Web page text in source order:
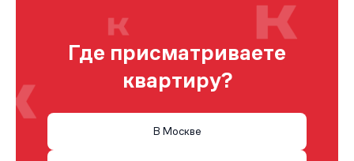
Где присматриваете
квартиру?
В Москве